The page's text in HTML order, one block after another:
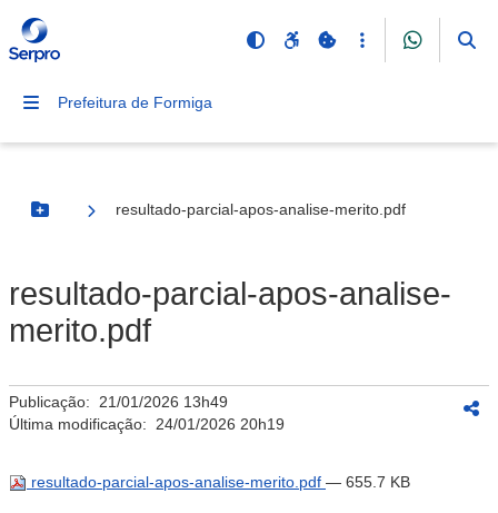
Prefeitura de Formiga
Botão Menu
resultado-parcial-apos-analise-merito.pdf
resultado-parcial-apos-analise-
merito.pdf
Publicação: 21/01/2026 13h49
Última modificação: 24/01/2026 20h19
resultado-parcial-apos-analise-merito.pdf — 655.7 KB